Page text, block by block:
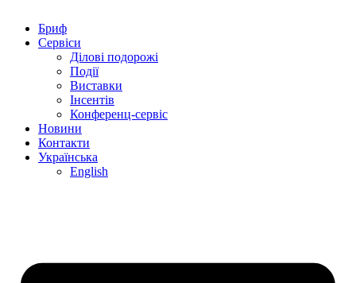
Бриф
Сервіси
Ділові подорожі
Події
Виставки
Інсентів
Конференц-сервіс
Новини
Контакти
Українська
English